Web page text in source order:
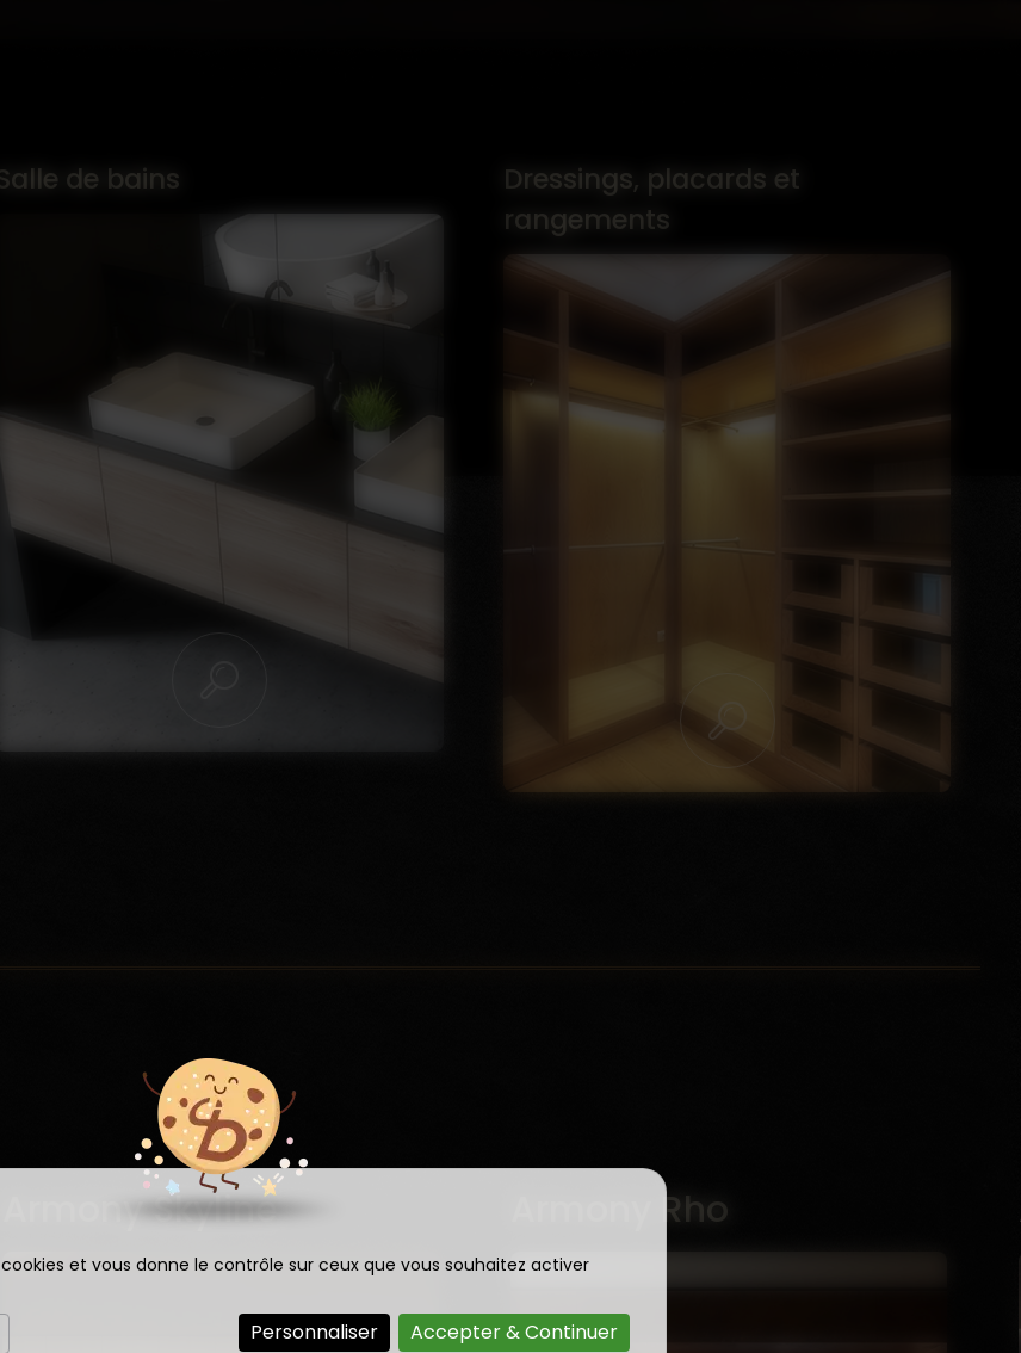
et vous donne le contrôle sur ceux que vous souhaitez activer
Accepter & Continuer
Personnaliser
de bains
Dressings, placards et
rangements
Armony Rho Armony Ypsilon